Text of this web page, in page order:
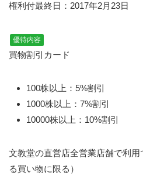
権利付最終日：2017年2月23日
優待内容
買物割引カード
100株以上：5%割引
1000株以上：7%割引
10000株以上：10%割引
文教堂の直営店全営業店舗で利
る買い物に限る）